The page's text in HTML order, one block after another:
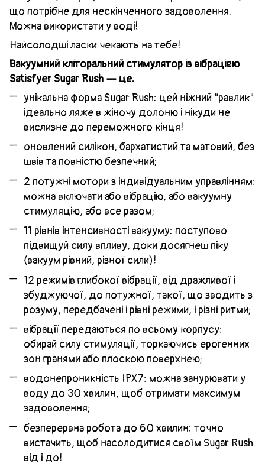
що потрібне для нескінченного задоволення.
Можна використати у воді!
Найсолодші ласки чекають на тебе!
Вакуумний кліторальний стимулятор із вібрацією
Satisfyer Sugar Rush — це:
унікальна форма Sugar Rush: цей ніжний "равлик"
ідеально ляже в жіночу долоню і нікуди не
вислизне до переможного кінця!
оновлений силікон, бархатистий та матовий, без
швів та повністю безпечний;
2 потужні мотори з індивідуальним управлінням:
можна включати або вібрацію, або вакуумну
стимуляцію, або все разом;
11 рівнів інтенсивності вакууму: поступово
підвищуй силу впливу, доки досягнеш піку
(вакуум рівний, різної сили)!
12 режимів глибокої вібрації, від дражливої ​​і
збуджуючої, до потужної, такої, що зводить з
розуму, передбачені і рівні режими, і різні ритми;
вібрації передаються по всьому корпусу:
обирай силу стимуляції, торкаючись ерогенних
зон гранями або плоскою поверхнею;
водонепроникність IPX7: можна занурювати у
воду до 30 хвилин, щоб отримати максимум
задоволення;
безперервна робота до 60 хвилин: точно
вистачить, щоб насолодитися своїм Sugar Rush
від і до!